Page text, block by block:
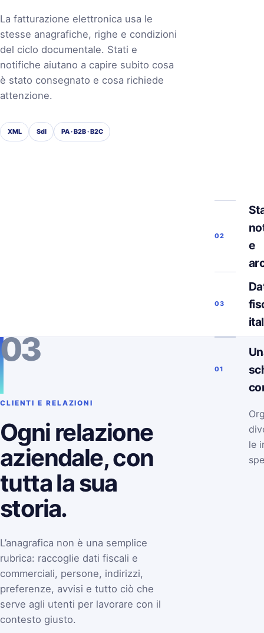
La fatturazione elettronica usa le
stesse anagrafiche, righe e condizioni
del ciclo documentale. Stati e
notifiche aiutano a capire subito cosa
è stato consegnato e cosa richiede
attenzione.
XML SdI PA · B2B · B2C
02
e
03
03
CLIENTI E RELAZIONI
Ogni relazione
aziendale, con
tutta la sua
storia.
L’anagrafica non è una semplice
rubrica: raccoglie dati fiscali e
commerciali, persone, indirizzi,
preferenze, avvisi e tutto ciò che
serve agli utenti per lavorare con il
contesto giusto.
01
le